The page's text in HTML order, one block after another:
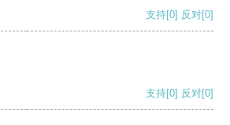
支持[0] 反对[0]
支持[0] 反对[0]